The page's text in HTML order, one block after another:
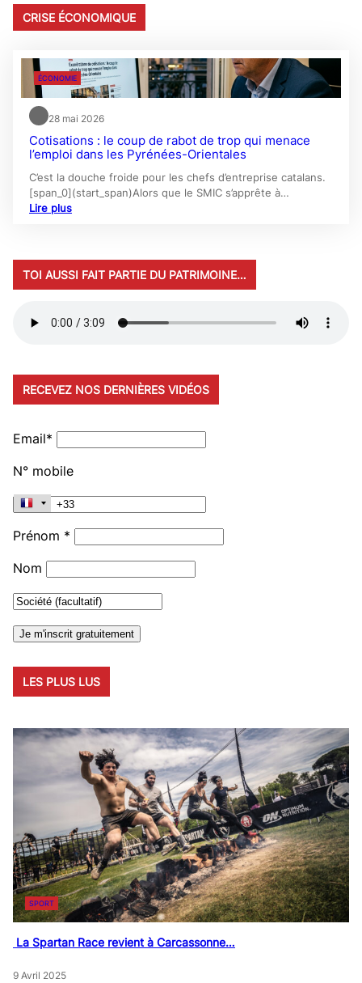
CRISE ÉCONOMIQUE
ÉCONOMIE
28 mai 2026
Cotisations : le coup de rabot de trop qui menace
l’emploi dans les Pyrénées-Orientales
C’est la douche froide pour les chefs d’entreprise catalans.
[span_0](start_span)Alors que le SMIC s’apprête à…
Lire plus
TOI AUSSI FAIT PARTIE DU PATRIMOINE…
RECEVEZ NOS DERNIÈRES VIDÉOS
Email*
N° mobile
Prénom *
Nom
LES PLUS LUS
SPORT
La Spartan Race revient à Carcassonne…
9 Avril 2025